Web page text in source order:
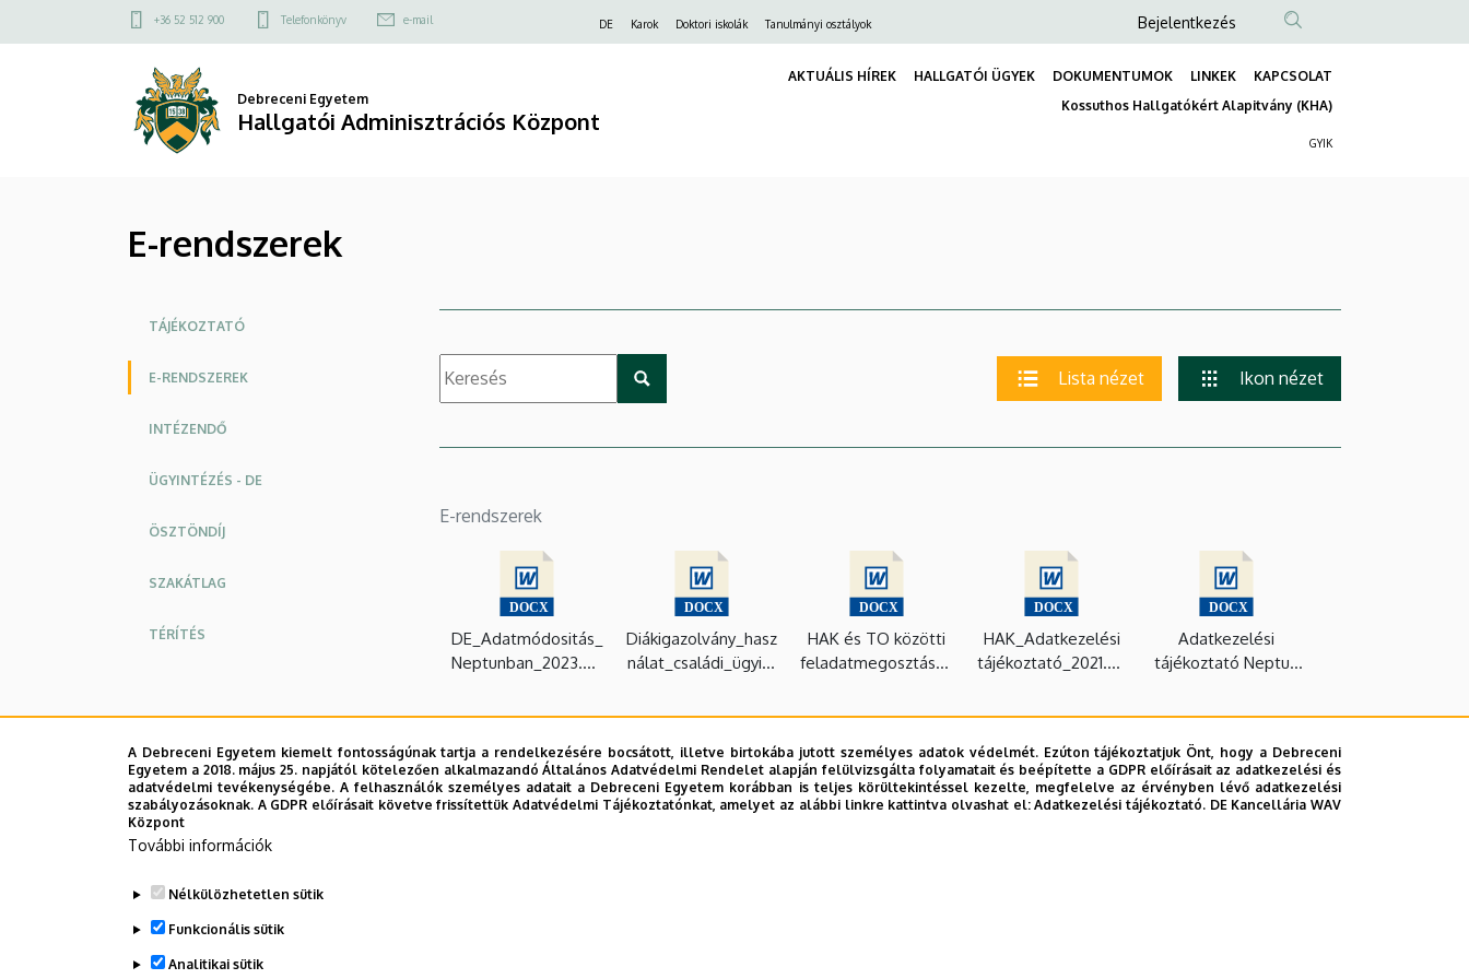
Hallgatói
Adminisztrációs
a
Felső
menü
+36 52 512 900 Telefonkönyv e-mail DE Karok Doktori iskolák Tanulmányi osztályok
Anonim
fiók
menüje
Bejelentkezés
Debreceni Egyetem
Hallgatói Adminisztrációs Központ
AKTUÁLIS HÍREK HALLGATÓI ÜGYEK DOKUMENTUMOK LINKEK
KAPCSOLAT
Kossuthos Hallgatókért Alapitvány (KHA)
GYIK
E-rendszerek
Oldalmenü
TÁJÉKOZTATÓ
E-RENDSZEREK
INTÉZENDŐ
ÜGYINTÉZÉS - DE
ÖSZTÖNDÍJ
SZAKÁTLAG
TÉRÍTÉS
Lista nézet Ikon nézet
E-rendszerek
DE_Adatmódositás_
Neptunban_2023.do
Diákigazolvány_hasz
nálat_családi_ügyint
HAK és TO közötti
feladatmegosztás_2
HAK_Adatkezelési
tájékoztató_2021.do
Adatkezelési
tájékoztató Neptun
.docx
A Debreceni Egyetem kiemelt fontosságúnak tartja a rendelkezésére bocsátott, illetve birtokába jutott személyes adatok védelmét. Ezúton tájékoztatjuk Önt, hogy a Debreceni
Egyetem a 2018. május 25. napjától kötelezően alkalmazandó Általános Adatvédelmi Rendelet alapján felülvizsgálta folyamatait és beépítette a GDPR előírásait az adatkezelési és
adatvédelmi tevékenységébe. A felhasználók személyes adatait a Debreceni Egyetem korábban is teljes körültekintéssel kezelte, megfelelve az érvényben lévő adatkezelési
szabályozásoknak. A GDPR előírásait követve frissítettük Adatvédelmi Tájékoztatónkat, amelyet az alábbi linkre kattintva olvashat el:Adatkezelési tájékoztató. DE Kancellária WAV
Központ
További információk
Nélkülözhetetlen sütik
Funkcionális sütik
Analitikai sütik